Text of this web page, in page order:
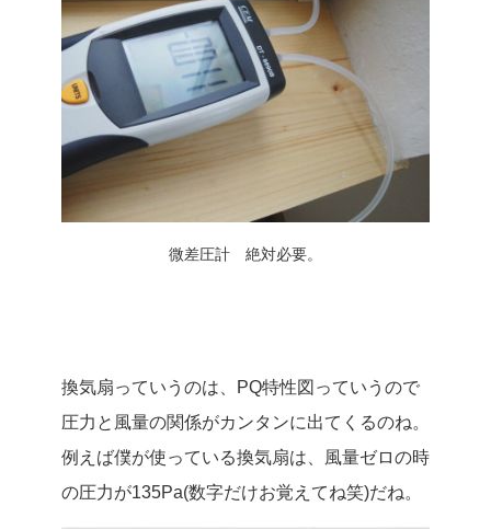
微差圧計 絶対必要。
換気扇っていうのは、PQ特性図っていうので
圧力と風量の関係がカンタンに出てくるのね。
例えば僕が使っている換気扇は、風量ゼロの時
の圧力が135Pa(数字だけお覚えてね笑)だね。